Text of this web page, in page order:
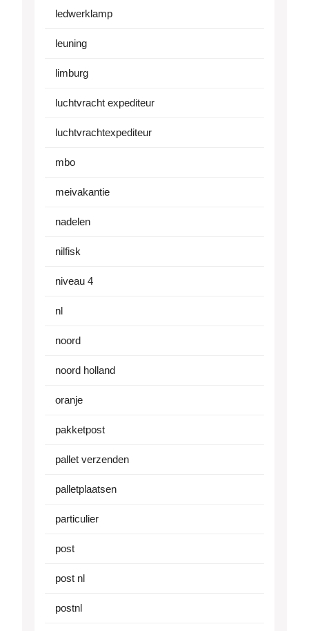
ledwerklamp
leuning
limburg
luchtvracht expediteur
luchtvrachtexpediteur
mbo
meivakantie
nadelen
nilfisk
niveau 4
nl
noord
noord holland
oranje
pakketpost
pallet verzenden
palletplaatsen
particulier
post
post nl
postnl